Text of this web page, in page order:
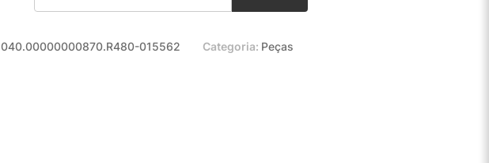
040.00000000870.R480-015562 Categoria: Peças